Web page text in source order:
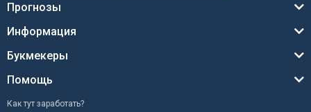
Прогнозы
Информация
Букмекеры
Помощь
Как тут заработать?